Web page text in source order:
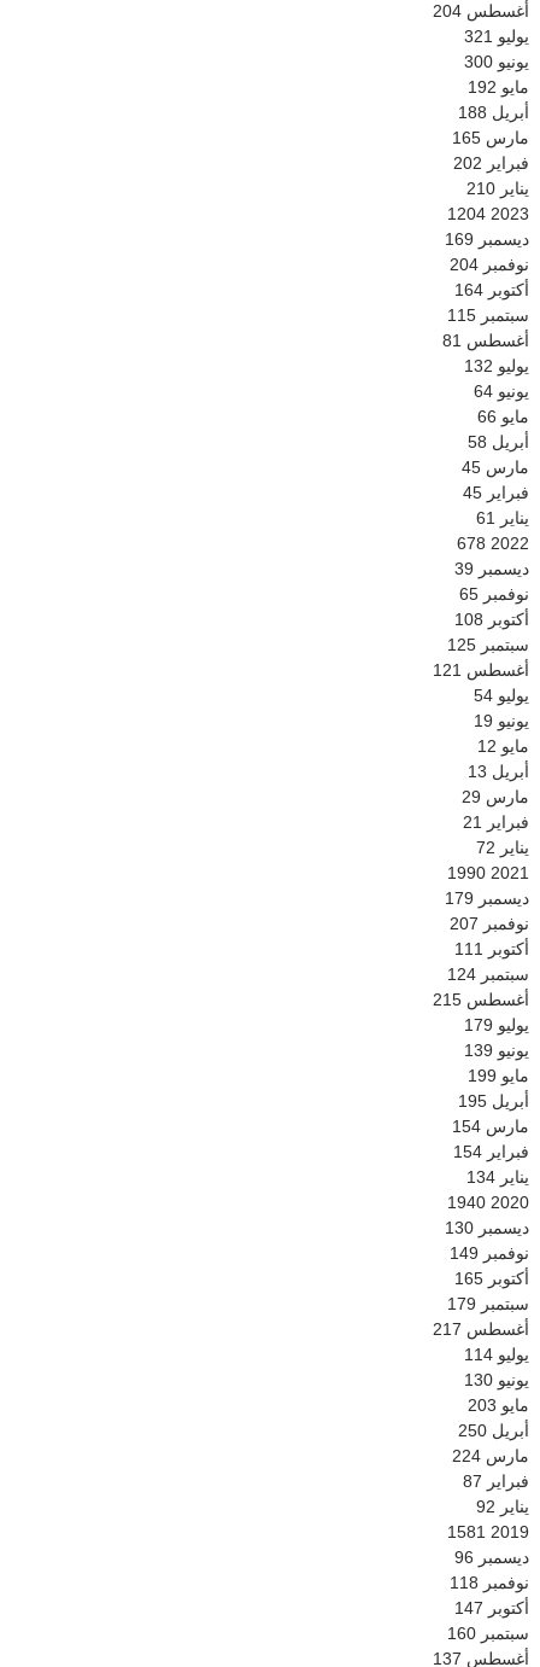
أغسطس 204
يوليو 321
يونيو 300
مايو 192
أبريل 188
مارس 165
فبراير 202
يناير 210
2023
1204
ديسمبر 169
نوفمبر 204
أكتوبر 164
سبتمبر 115
أغسطس 81
يوليو 132
يونيو 64
مايو 66
أبريل 58
مارس 45
فبراير 45
يناير 61
2022
678
ديسمبر 39
نوفمبر 65
أكتوبر 108
سبتمبر 125
أغسطس 121
يوليو 54
يونيو 19
مايو 12
أبريل 13
مارس 29
فبراير 21
يناير 72
2021
1990
ديسمبر 179
نوفمبر 207
أكتوبر 111
سبتمبر 124
أغسطس 215
يوليو 179
يونيو 139
مايو 199
أبريل 195
مارس 154
فبراير 154
يناير 134
2020
1940
ديسمبر 130
نوفمبر 149
أكتوبر 165
سبتمبر 179
أغسطس 217
يوليو 114
يونيو 130
مايو 203
أبريل 250
مارس 224
فبراير 87
يناير 92
2019
1581
ديسمبر 96
نوفمبر 118
أكتوبر 147
سبتمبر 160
أغسطس 137